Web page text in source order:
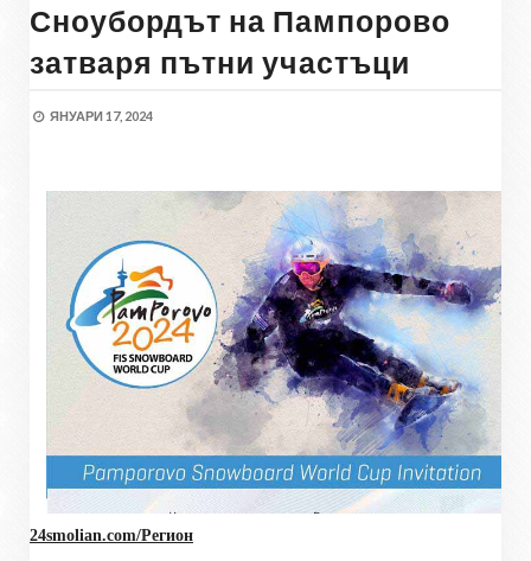
Сноубордът на Пампорово
затваря пътни участъци
ЯНУАРИ 17, 2024
24smolian.com/Регион